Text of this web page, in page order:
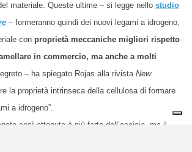
materiale. Queste ultime – si legge nello studio
– formeranno quindi dei nuovi legami a idrogeno,
con proprietà meccaniche migliori rispetto
in commercio, ma anche a molti
– ha spiegato Rojas alla rivista New
la proprietà intrinseca della cellulosa di formare
a idrogeno”.
così ottenuto è più forte dell’acciaio, ma il